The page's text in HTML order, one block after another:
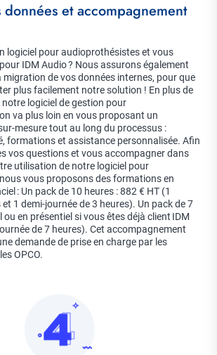
et accompagnement
logiciel pour audioprothésistes et vous
IDM Audio ? Nous assurons également
migration de vos données internes, pour que
plus facilement notre solution ! En plus de
logiciel de gestion pour
va plus loin en vous proposant un
mesure tout au long du processus :
formations et assistance personnalisée. Afin
vos questions et vous accompagner dans
utilisation de notre logiciel pour
vous proposons des formations en
: Un pack de 10 heures : 882 € HT (1
1 demi-journée de 3 heures). Un pack de 7
ou en présentiel si vous êtes déjà client IDM
de 7 heures). Cet accompagnement
demande de prise en charge par les
OPCO.